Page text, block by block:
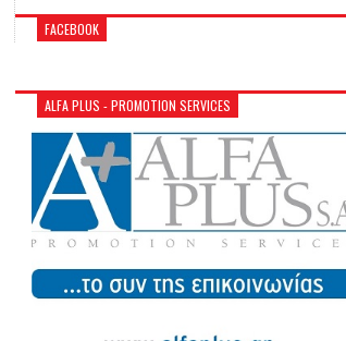
FACEBOOK
ALFA PLUS - PROMOTION SERVICES